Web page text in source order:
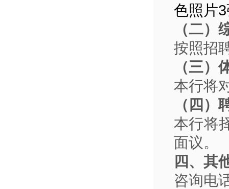
色照片
（二）
按照招
（三）
本行将
（四）
本行将
面议。
四、其
咨询电